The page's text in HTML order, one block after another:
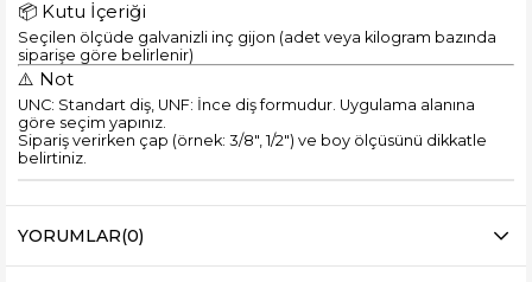
📦 Kutu İçeriği
Seçilen ölçüde galvanizli inç gijon (adet veya kilogram bazında
siparişe göre belirlenir)
⚠️ Not
UNC: Standart diş, UNF: İnce diş formudur. Uygulama alanına
göre seçim yapınız.
Sipariş verirken çap (örnek: 3/8", 1/2") ve boy ölçüsünü dikkatle
belirtiniz.
YORUMLAR(0)